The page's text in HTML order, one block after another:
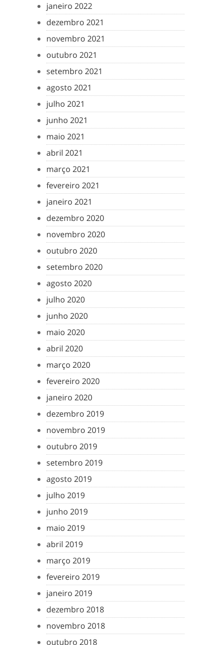
janeiro 2022
dezembro 2021
novembro 2021
outubro 2021
setembro 2021
agosto 2021
julho 2021
junho 2021
maio 2021
abril 2021
março 2021
fevereiro 2021
janeiro 2021
dezembro 2020
novembro 2020
outubro 2020
setembro 2020
agosto 2020
julho 2020
junho 2020
maio 2020
abril 2020
março 2020
fevereiro 2020
janeiro 2020
dezembro 2019
novembro 2019
outubro 2019
setembro 2019
agosto 2019
julho 2019
junho 2019
maio 2019
abril 2019
março 2019
fevereiro 2019
janeiro 2019
dezembro 2018
novembro 2018
outubro 2018